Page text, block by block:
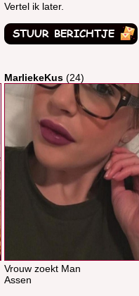
Vertel ik later.
MarliekeKus (24)
Vrouw zoekt Man
Assen